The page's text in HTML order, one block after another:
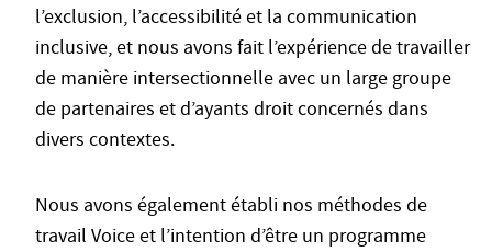
l’exclusion, l’accessibilité et la communication
inclusive, et nous avons fait l’expérience de travailler
de manière intersectionnelle avec un large groupe
de partenaires et d’ayants droit concernés dans
divers contextes.
Nous avons également établi nos méthodes de
travail Voice et l’intention d’être un programme